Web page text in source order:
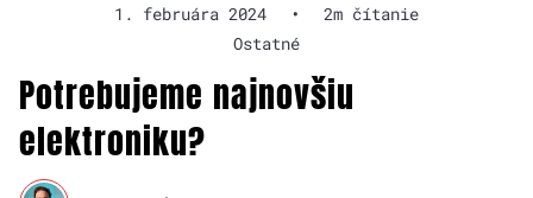
1. februára 2024 •
2m čítanie
Ostatné
Potrebujeme najnovšiu
elektroniku?